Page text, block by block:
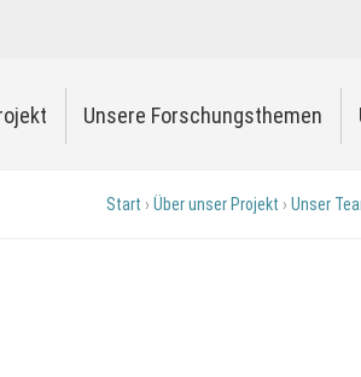
Unsere Forschungsthemen
Start › Über unser Projekt › Unser